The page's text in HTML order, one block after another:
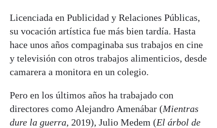
Licenciada en Publicidad y Relaciones Públicas,
su vocación artística fue más bien tardía. Hasta
hace unos años compaginaba sus trabajos en cine
y televisión con otros trabajos alimenticios, desde
camarera a monitora en un colegio.
Pero en los últimos años ha trabajado con
directores como Alejandro Amenábar (Mientras
dure la guerra, 2019), Julio Medem (El árbol de